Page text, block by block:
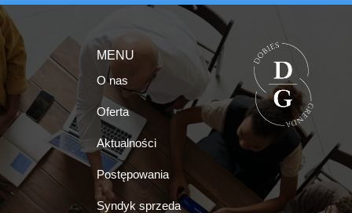
MENU
O nas
Oferta
Aktualności
Postępowania
Syndyk sprzeda